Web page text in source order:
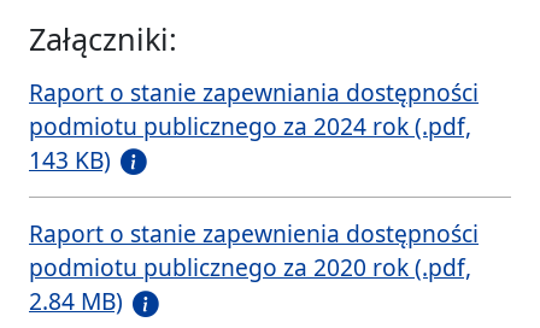
Załączniki:
Raport o stanie zapewniania dostępności
podmiotu publicznego za 2024 rok (.pdf,
143 KB)
Raport o stanie zapewnienia dostępności
podmiotu publicznego za 2020 rok (.pdf,
2.84 MB)